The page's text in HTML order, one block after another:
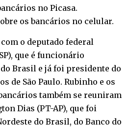
no Picasa.
os bancários no celular.
o deputado federal
que é funcionário
Brasil e já foi presidente do
de São Paulo. Rubinho e os
também se reuniram
Dias (PT-AP), que foi
do Brasil, do Banco do